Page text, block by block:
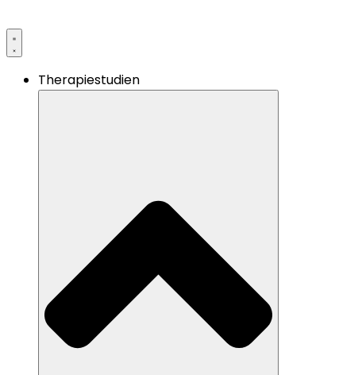
Therapiestudien